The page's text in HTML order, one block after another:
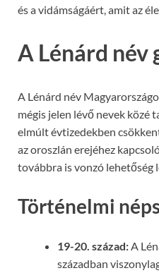
és a vidámságáért, amit az
A Lénárd név
A Lénárd név
mégis jelen lévő nevek közé
elmúlt évtizedekben
az oroszlán erejéhez
továbbra is vonzó lehetőség
Történelmi
19-20. század: A
században